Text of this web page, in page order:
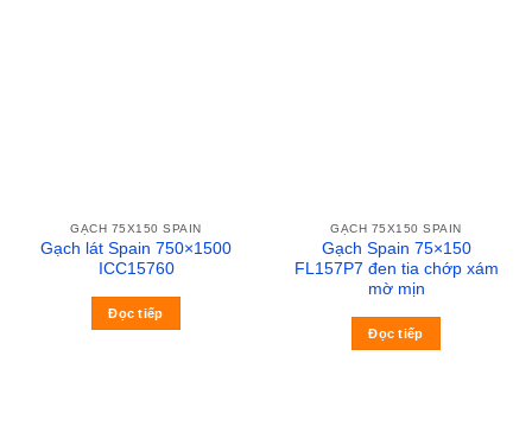
GẠCH 75X150 SPAIN
Gạch lát Spain 750×1500
ICC15760
Đọc tiếp
GẠCH 75X150 SPAIN
Gạch Spain 75×150
FL157P7 đen tia chớp xám
mờ mịn
Đọc tiếp